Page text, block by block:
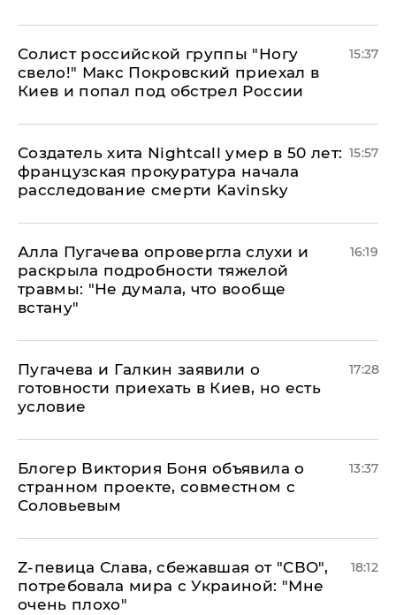
Солист российской группы "Ногу
свело!" Макс Покровский приехал в
Киев и попал под обстрел России
15:37
Создатель хита Nightcall умер в 50 лет:
французская прокуратура начала
расследование смерти Kavinsky
15:57
Алла Пугачева опровергла слухи и
раскрыла подробности тяжелой
травмы: "Не думала, что вообще
встану"
16:19
Пугачева и Галкин заявили о
готовности приехать в Киев, но есть
условие
17:28
Блогер Виктория Боня объявила о
странном проекте, совместном с
Соловьевым
13:37
Z-певица Слава, сбежавшая от "СВО",
потребовала мира с Украиной: "Мне
очень плохо"
18:12